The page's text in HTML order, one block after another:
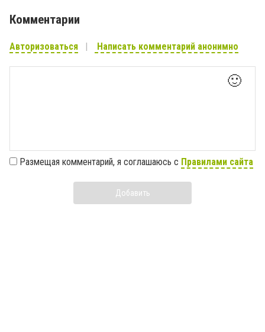
Комментарии
Авторизоваться Написать комментарий анонимно
🙂
Размещая комментарий, я соглашаюсь с Правилами сайта
Добавить